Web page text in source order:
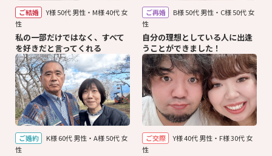
ご結婚
Y様 50代 男性・M様 40代 女
性
私の一部だけではなく、すべて
を好きだと言ってくれる
ご再婚
B様 50代 男性・C様 50代 女
性
自分の理想としている人に出逢
うことができました！
ご婚約
K様 60代 男性・A様 50代 女
性
ご交際
Y様 40代 男性・F様 30代 女
性